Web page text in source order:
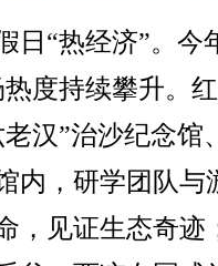
“热经济”。今
度持续攀升。
汉”治沙纪念馆
内，研学团队与
，见证生态奇迹